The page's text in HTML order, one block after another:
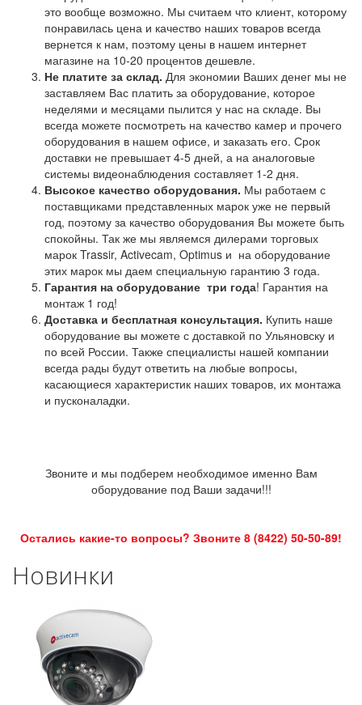
это вообще возможно. Мы считаем что клиент, которому
понравилась цена и качество наших товаров всегда
вернется к нам, поэтому цены в нашем интернет
магазине на 10-20 процентов дешевле.
Не платите за склад. Для экономии Ваших денег мы не
заставляем Вас платить за оборудование, которое
неделями и месяцами пылится у нас на складе. Вы
всегда можете посмотреть на качество камер и прочего
оборудования в нашем офисе, и заказать его. Срок
доставки не превышает 4-5 дней, а на аналоговые
системы видеонаблюдения составляет 1-2 дня.
Высокое качество оборудования. Мы работаем с
поставщиками представленных марок уже не первый
год, поэтому за качество оборудования Вы можете быть
спокойны. Так же мы являемся дилерами торговых
марок Trassir, Activecam, Optimus и на оборудование
этих марок мы даем специальную гарантию 3 года.
Гарантия на оборудование три года! Гарантия на
монтаж 1 год!
Доставка и бесплатная консультация. Купить наше
оборудование вы можете с доставкой по Ульяновску и
по всей России. Также специалисты нашей компании
всегда рады будут ответить на любые вопросы,
касающиеся характеристик наших товаров, их монтажа
и пусконаладки.
Звоните и мы подберем необходимое именно Вам
оборудование под Ваши задачи!!!
Остались какие-то вопросы? Звоните 8 (8422) 50-50-89!
Новинки